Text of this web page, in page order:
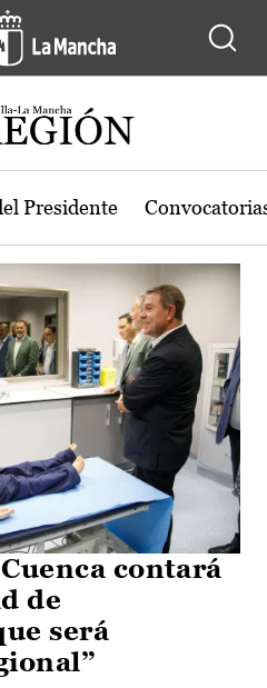
de Castilla-
Presidente
contará
de
será